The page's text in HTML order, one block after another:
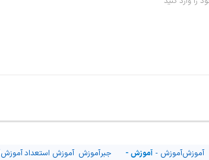
آموزشآموزش - آموزش -
جبرآموزش آموزش استعدادآموزش